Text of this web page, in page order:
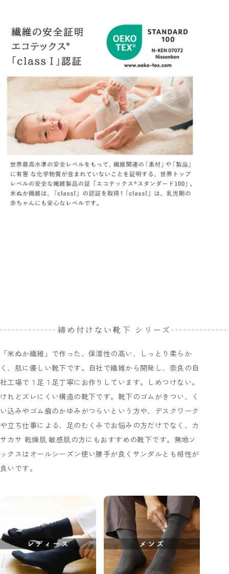
締め付けない靴下 シリーズ
「米ぬか繊維」で作った、保湿性の高い、しっとり柔らか
く、肌に優しい靴下です。自社で繊維から開発し、奈良の自
社工場で１足１足丁寧にお作りしています。しめつけない。
けれどズレにくい構造の靴下です。靴下のゴムがきつい、く
い込みやゴム痕のかゆみがつらいという方や、デスクワーク
や立ち仕事による、足のむくみでお悩みの方だけでなく、カ
サカサ 乾燥肌 敏感肌の方にもおすすめの靴下です。無地ソ
ックスはオールシーズン使い勝手が良くサンダルとも相性が
良いです。